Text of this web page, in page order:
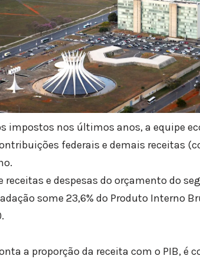
impostos nos últimos anos, a equipe
federais e demais receitas
receitas e despesas do orçamento do
some 23,6% do Produto Interno
a proporção da receita com o PIB, é